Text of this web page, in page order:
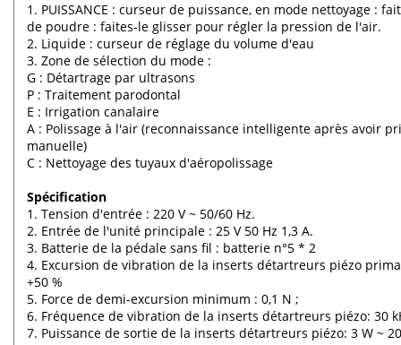
1. PUISSANCE : curseur de puissance, en mode nettoyage :
de poudre : faites-le glisser pour régler la pression de l'air.
2. Liquide : curseur de réglage du volume d'eau
3. Zone de sélection du mode :
G : Détartrage par ultrasons
P : Traitement parodontal
E : Irrigation canalaire
A : Polissage à l'air (reconnaissance intelligente après avoir
manuelle)
C : Nettoyage des tuyaux d'aéropolissage
Spécification
1. Tension d'entrée : 220 V ~ 50/60 Hz.
2. Entrée de l'unité principale : 25 V 50 Hz 1,3 A.
3. Batterie de la pédale sans fil : batterie n°5 * 2
4. Excursion de vibration de la inserts détartreurs piézo
+50 %
5. Force de demi-excursion minimum : 0,1 N ;
6. Fréquence de vibration de la inserts détartreurs piézo: 30
7. Puissance de sortie de la inserts détartreurs piézo: 3 W ~